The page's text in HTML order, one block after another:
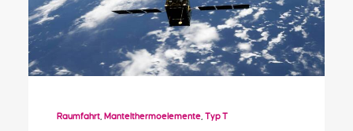
Raumfahrt Mantelthermoelemente Typ T